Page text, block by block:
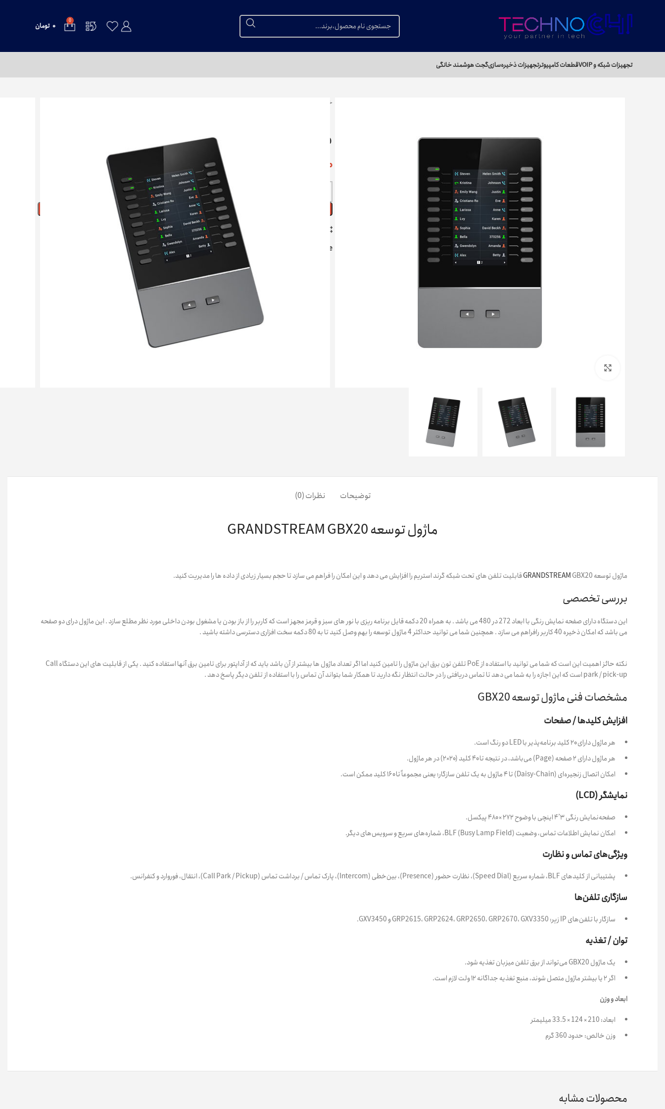
0
۰ تومان
تجهیزات شبکه و VOIP قطعات کامپیوترتجهیزات ذخیره‌سازیگجت هوشمند خانگی
خانه
ماژول توسعه GRANDSTREAM GBX20
۱۶,۰۰۰,۰۰۰
افزودن به سبد خرید
افزودن به علاقه‌مندی‌ها
Share:
توضیحات نظرات (0)
ماژول توسعه GRANDSTREAM GBX20
ماژول توسعه GRANDSTREAMGBX20 قابلیت تلفن های تحت شبکه گرند استریم را افزایش می دهد و این امکان را فراهم می سازد تا حجم بسیار زیادی از داده ها را مدیریت کنید.
بررسی تخصصی
این دستگاه دارای صفحه نمایش رنگی با ابعاد 272 در 480 می باشد . به همراه 20 دکمه قایل برنامه ریزی با نور های سبز و قرمز مجهز است که کاربر را از باز بودن یا مشغول بودن داخلی مورد نظر مطلع سازد . این ماژول درای دو صفحه
می باشد که امکان ذخیره 40 کاربر رافراهم می سازد . همچنین شما می توانید حداکثر 4 ماژول توسعه را بهم وصل کنید تا به 80 دکمه سخت افزاری دسترسی داشته باشید .
نکته حائز اهمیت این است که شما می توانید با استفاده از PoE تلفن تون برق این ماژول را تامین کنید اما اگر تعداد ماژول ها بیشتر از آن باشد باید که از آداپتور برای تامین برق آنها استفاده کنید . یکی از قابلیت های این دستگاه Call
park / pick-up است که این اجازه را به شما می دهد تا تماس دریافتی را در حالت انتظار نگه دارید تا همکار شما بتواند آن تماس را با استفاده از تلفن دیگر پاسخ دهد .
مشخصات فنی ماژول توسعه GBX20
افزایش کلیدها / صفحات
هر ماژول دارای ۲۰ کلید برنامه‌پذیر با LED دو رنگ است.
هر ماژول دارای ۲ صفحه (Page) می‌باشد، در نتیجه تا ۴۰ کلید (۲۰×۲) در هر ماژول.
امکان اتصال زنجیره‌ای (Daisy-Chain) تا ۴ ماژول به یک تلفن سازگار؛ یعنی مجموعاً تا ۱۶۰ کلید ممکن است.
نمایشگر (LCD)
صفحه‌نمایش رنگی ۴٫۳ اینچی با وضوح ۲۷۲ × ۴۸۰ پیکسل.
امکان نمایش اطلاعات تماس، وضعیت BLF (Busy Lamp Field)، شماره‌های سریع و سرویس‌های دیگر.
ویژگی‌های تماس و نظارت
پشتیبانی از کلیدهای BLF، شماره سریع (Speed Dial)، نظارت حضور (Presence)، بین‌خطی (Intercom)، پارک تماس / برداشت تماس (Call Park / Pickup)، انتقال، فوروارد و کنفرانس.
سازگاری تلفن‌ها
سازگار با تلفن‌های IP زیر: GRP2615، GRP2624، GRP2650، GRP2670، GXV3350 و GXV3450.
توان / تغذیه
یک ماژول GBX20 می‌تواند از برق تلفن میزبان تغذیه شود.
اگر ۲ یا بیشتر ماژول متصل شوند، منبع تغذیه جداگانه ۱۲ ولت لازم است.
ابعاد و وزن
ابعاد: 210 × 124 × 33.5 میلیمتر
وزن خالص: حدود 360 گرم
محصولات مشابه